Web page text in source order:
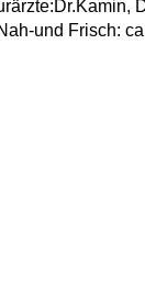
und Frisch: